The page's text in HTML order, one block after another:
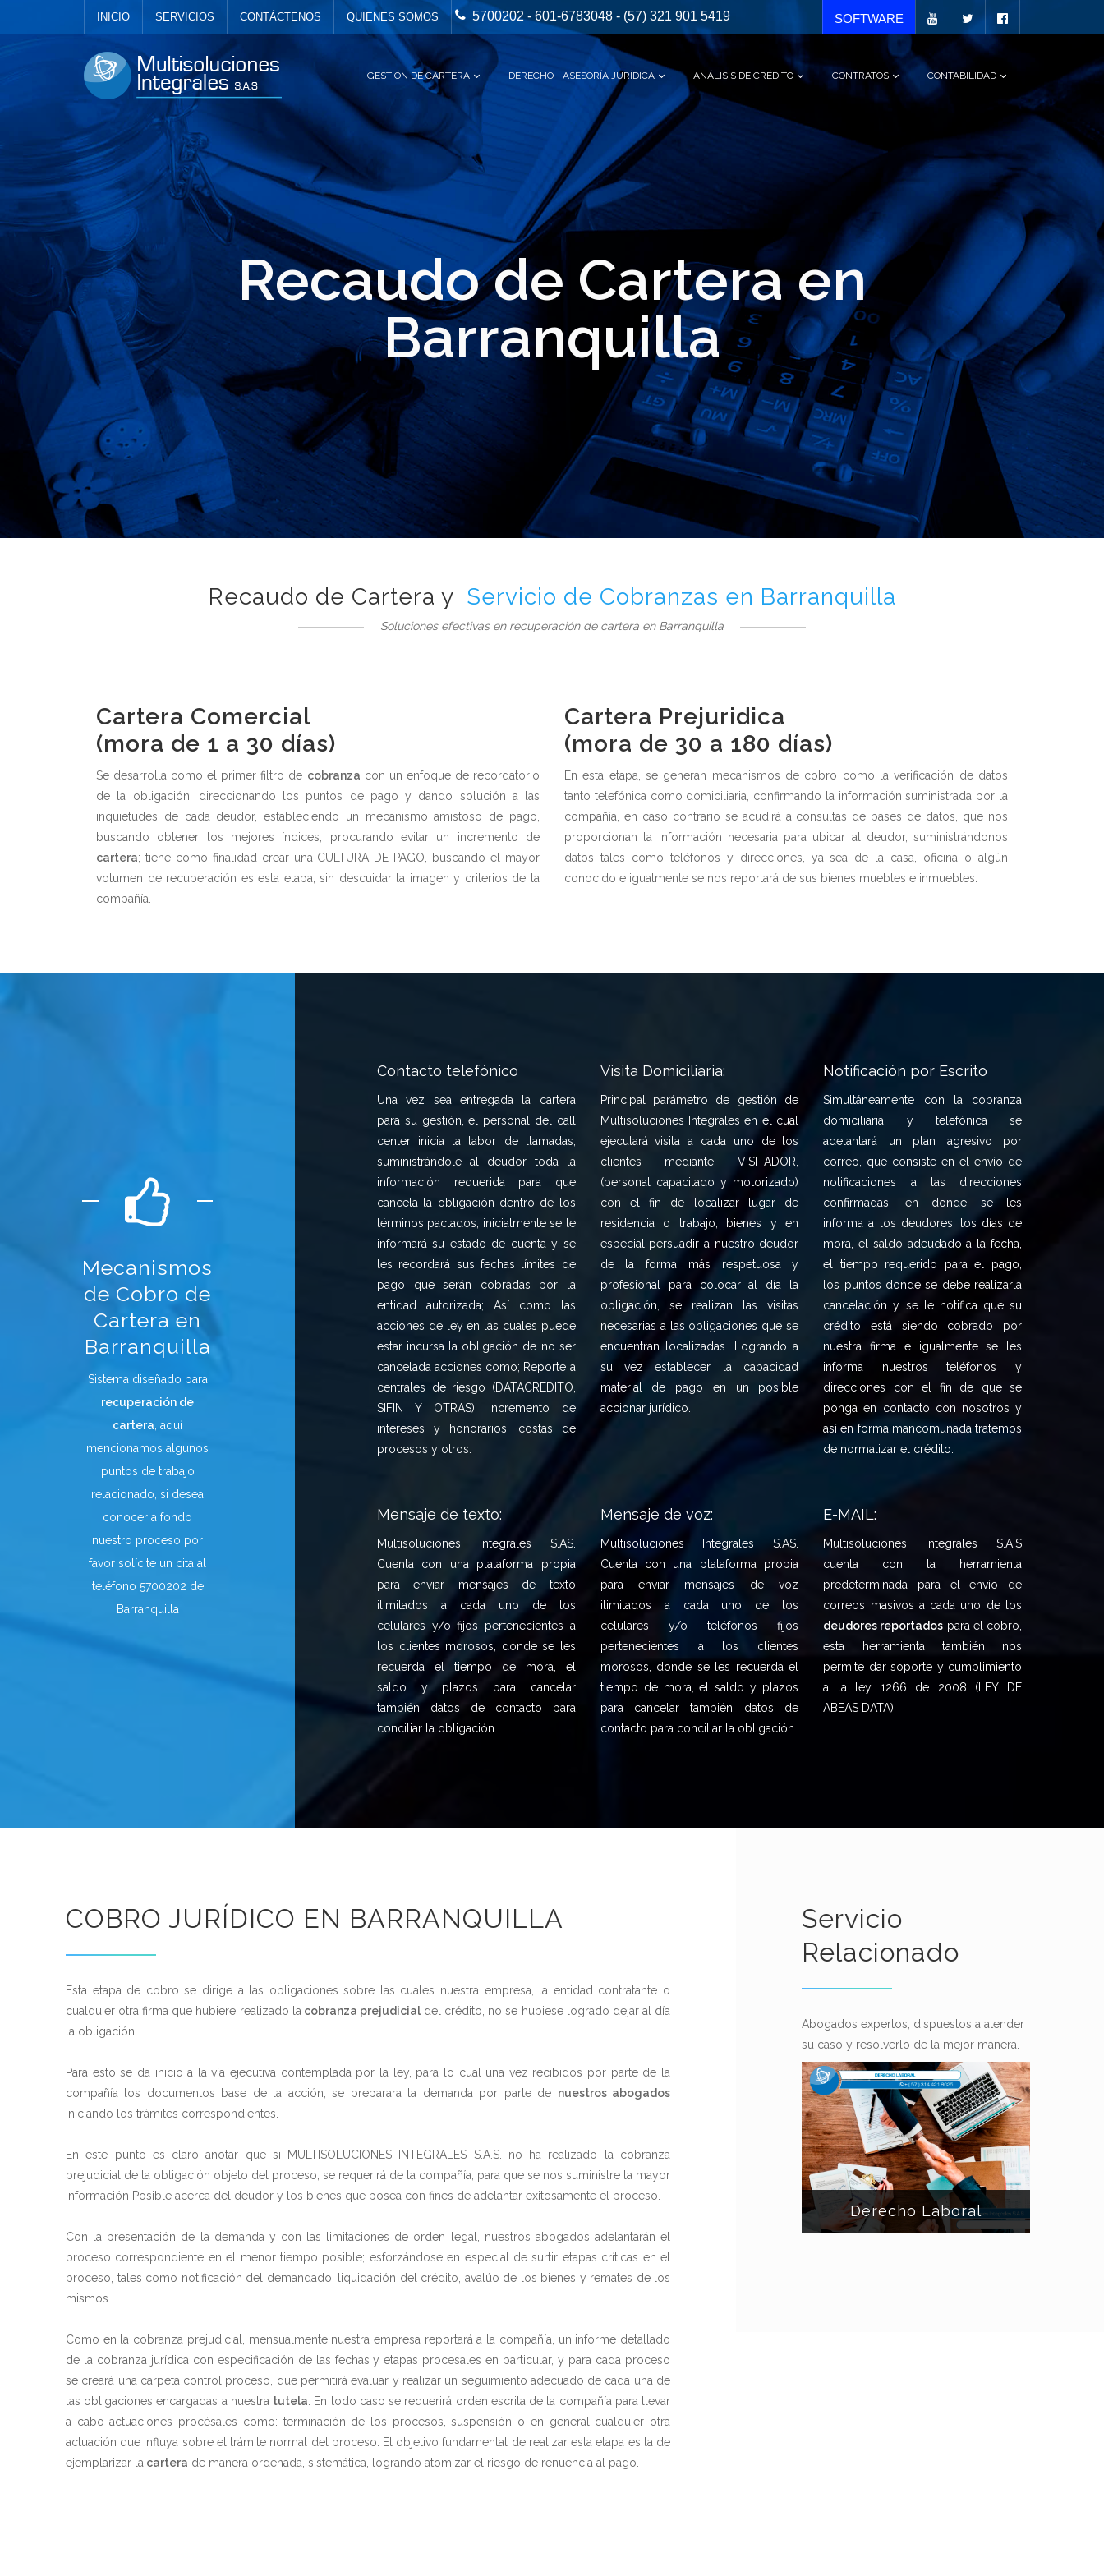
INICIO SERVICIOS CONTÁCTENOS QUIENES SOMOS 5700202 - 601-6783048 - (57) 321 901 5419 SOFTWARE
GESTIÓN DE CARTERA DERECHO - ASESORÍA JURÍDICA ANÁLISIS DE CRÉDITO CONTRATOS CONTABILIDAD
Recaudo de Cartera en
Barranquilla
Recaudo de Cartera yServicio de Cobranzas en Barranquilla
Soluciones efectivas en recuperación de cartera en Barranquilla
Cartera Comercial
(mora de 1 a 30 días)
Se desarrolla como el primer filtro de cobranza con un enfoque de recordatorio
de la obligación, direccionando los puntos de pago y dando solución a las
inquietudes de cada deudor, estableciendo un mecanismo amistoso de pago,
buscando obtener los mejores índices, procurando evitar un incremento de
cartera; tiene como finalidad crear una CULTURA DE PAGO, buscando el mayor
volumen de recuperación es esta etapa, sin descuidar la imagen y criterios de la
compañía.
Cartera Prejuridica
(mora de 30 a 180 días)
En esta etapa, se generan mecanismos de cobro como la verificación de datos
tanto telefónica como domiciliaria, confirmando la información suministrada por la
compañía, en caso contrario se acudirá a consultas de bases de datos, que nos
proporcionan la información necesaria para ubicar al deudor, suministrándonos
datos tales como teléfonos y direcciones, ya sea de la casa, oficina o algún
conocido e igualmente se nos reportará de sus bienes muebles e inmuebles.
Mecanismos
de Cobro de
Cartera en
Barranquilla
Sistema diseñado para
recuperación de
cartera, aquí
mencionamos algunos
puntos de trabajo
relacionado, si desea
conocer a fondo
nuestro proceso por
favor solícite un cita al
teléfono 5700202 de
Barranquilla
Contacto telefónico
Una vez sea entregada la cartera
para su gestión, el personal del call
center inicia la labor de llamadas,
suministrándole al deudor toda la
información requerida para que
cancela la obligación dentro de los
términos pactados; inicialmente se le
informará su estado de cuenta y se
les recordará sus fechas límites de
pago que serán cobradas por la
entidad autorizada; Así como las
acciones de ley en las cuales puede
estar incursa la obligación de no ser
cancelada acciones como; Reporte a
centrales de riesgo (DATACREDITO,
SIFIN Y OTRAS), incremento de
intereses y honorarios, costas de
procesos y otros.
Visita Domiciliaria:
Principal parámetro de gestión de
Multisoluciones Integrales en el cual
ejecutará visita a cada uno de los
clientes mediante VISITADOR,
(personal capacitado y motorizado)
con el fin de localizar lugar de
residencia o trabajo, bienes y en
especial persuadir a nuestro deudor
de la forma más respetuosa y
profesional para colocar al día la
obligación, se realizan las visitas
necesarias a las obligaciones que se
encuentran localizadas. Logrando a
su vez establecer la capacidad
material de pago en un posible
accionar jurídico.
Notificación por Escrito
Simultáneamente con la cobranza
domiciliaria y telefónica se
adelantará un plan agresivo por
correo, que consiste en el envío de
notificaciones a las direcciones
confirmadas, en donde se les
informa a los deudores; los días de
mora, el saldo adeudado a la fecha,
el tiempo requerido para el pago,
los puntos donde se debe realizarla
cancelación y se le notifica que su
crédito está siendo cobrado por
nuestra firma e igualmente se les
informa nuestros teléfonos y
direcciones con el fin de que se
ponga en contacto con nosotros y
así en forma mancomunada tratemos
de normalizar el crédito.
Mensaje de texto:
Multisoluciones Integrales S.AS.
Cuenta con una plataforma propia
para enviar mensajes de texto
ilimitados a cada uno de los
celulares y/o fijos pertenecientes a
los clientes morosos, donde se les
recuerda el tiempo de mora, el
saldo y plazos para cancelar
también datos de contacto para
conciliar la obligación.
Mensaje de voz:
Multisoluciones Integrales S.AS.
Cuenta con una plataforma propia
para enviar mensajes de voz
ilimitados a cada uno de los
celulares y/o teléfonos fijos
pertenecientes a los clientes
morosos, donde se les recuerda el
tiempo de mora, el saldo y plazos
para cancelar también datos de
contacto para conciliar la obligación.
E-MAIL:
Multisoluciones Integrales S.A.S
cuenta con la herramienta
predeterminada para el envío de
correos masivos a cada uno de los
deudores reportados para el cobro,
esta herramienta también nos
permite dar soporte y cumplimiento
a la ley 1266 de 2008 (LEY DE
ABEAS DATA)
COBRO JURÍDICO EN BARRANQUILLA
Esta etapa de cobro se dirige a las obligaciones sobre las cuales nuestra empresa, la entidad contratante o
cualquier otra firma que hubiere realizado la cobranza prejudicialdel crédito, no se hubiese logrado dejar al día
la obligación.
Para esto se da inicio a la vía ejecutiva contemplada por la ley, para lo cual una vez recibidos por parte de la
compañía los documentos base de la acción, se preparara la demanda por parte de nuestros abogados
iniciando los trámites correspondientes.
En este punto es claro anotar que si MULTISOLUCIONES INTEGRALES S.A.S. no ha realizado la cobranza
prejudicial de la obligación objeto del proceso, se requerirá de la compañía, para que se nos suministre la mayor
información Posible acerca del deudor y los bienes que posea con fines de adelantar exitosamente el proceso.
Con la presentación de la demanda y con las limitaciones de orden legal, nuestros abogados adelantarán el
proceso correspondiente en el menor tiempo posible; esforzándose en especial de surtir etapas críticas en el
proceso, tales como notificación del demandado, liquidación del crédito, avalúo de los bienes y remates de los
mismos.
Como en la cobranza prejudicial, mensualmente nuestra empresa reportará a la compañía, un informe detallado
de la cobranza jurídica con especificación de las fechas y etapas procesales en particular, y para cada proceso
se creará una carpeta control proceso, que permitirá evaluar y realizar un seguimiento adecuado de cada una de
las obligaciones encargadas a nuestra tutela . En todo caso se requerirá orden escrita de la compañía para llevar
a cabo actuaciones procésales como: terminación de los procesos, suspensión o en general cualquier otra
actuación que influya sobre el trámite normal del proceso. El objetivo fundamental de realizar esta etapa es la de
ejemplarizar la cartera de manera ordenada, sistemática, logrando atomizar el riesgo de renuencia al pago.
Servicio
Relacionado
Abogados expertos, dispuestos a atender
su caso y resolverlo de la mejor manera.
Derecho Laboral
Solución a problemas laborales